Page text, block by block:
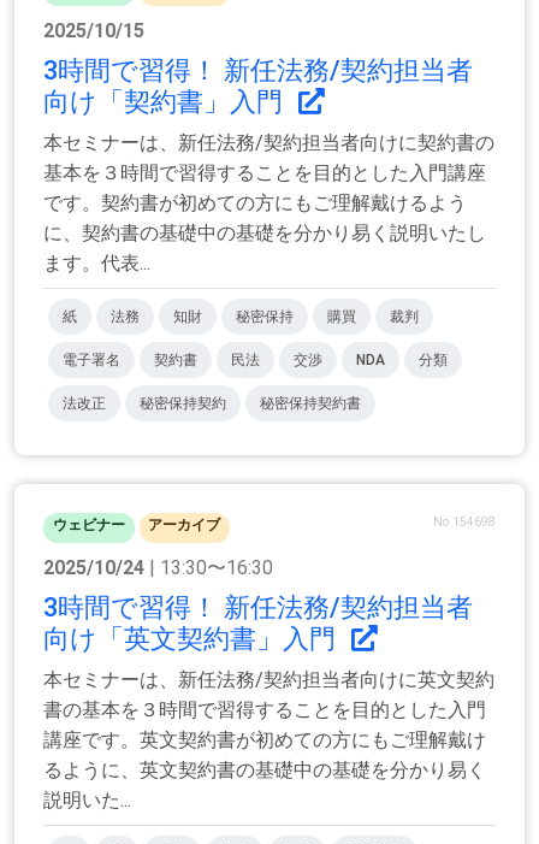
2025/10/15
3時間で習得！ 新任法務/契約担当者
向け「契約書」入門
本セミナーは、新任法務/契約担当者向けに契約書の
基本を３時間で習得することを目的とした入門講座
です。契約書が初めての方にもご理解戴けるよう
に、契約書の基礎中の基礎を分かり易く説明いたし
ます。代表...
紙 法務 知財 秘密保持 購買 裁判
電子署名 契約書 民法 交渉 NDA 分類
法改正 秘密保持契約 秘密保持契約書
ウェビナー アーカイブ No.154698
2025/10/24 | 13:30〜16:30
3時間で習得！ 新任法務/契約担当者
向け「英文契約書」入門
本セミナーは、新任法務/契約担当者向けに英文契約
書の基本を３時間で習得することを目的とした入門
講座です。英文契約書が初めての方にもご理解戴け
るように、英文契約書の基礎中の基礎を分かり易く
説明いた...